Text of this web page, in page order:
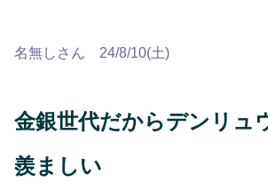
名無しさん 24/8/10(土)
金銀世代だからデンリュ
羨ましい